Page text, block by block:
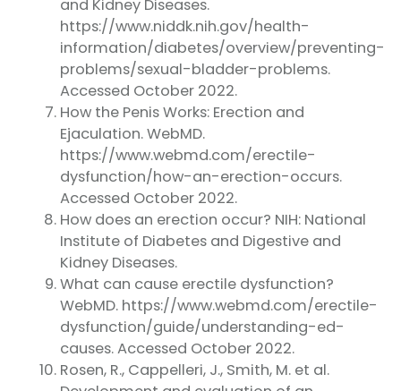
and Kidney Diseases.
https://www.niddk.nih.gov/health-
information/diabetes/overview/preventing-
problems/sexual-bladder-problems.
Accessed October 2022.
How the Penis Works: Erection and
Ejaculation. WebMD.
https://www.webmd.com/erectile-
dysfunction/how-an-erection-occurs.
Accessed October 2022.
How does an erection occur? NIH: National
Institute of Diabetes and Digestive and
Kidney Diseases.
What can cause erectile dysfunction?
WebMD. https://www.webmd.com/erectile-
dysfunction/guide/understanding-ed-
causes. Accessed October 2022.
Rosen, R., Cappelleri, J., Smith, M. et al.